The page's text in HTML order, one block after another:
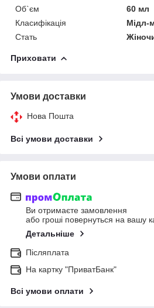
Об`єм
60 мл
Класифікація
Мідл-
Стать
Приховати
Умови доставки
Нова Пошта
Всі умови доставки
Умови оплати
Ви отримаєте замовлення
або гроші повернуться на вашу
Детальніше
Післяплата
На картку "ПриватБанк"
Всі умови оплати